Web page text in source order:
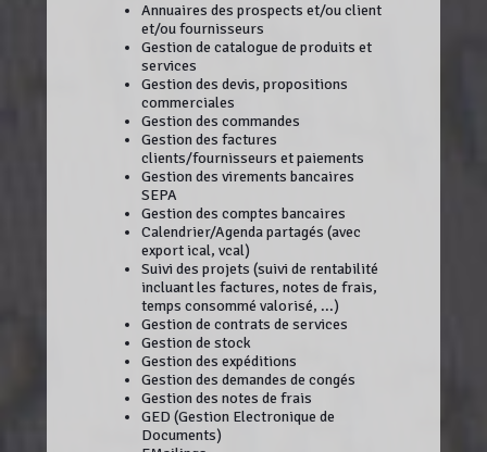
Annuaires des prospects et/ou client
et/ou fournisseurs
Gestion de catalogue de produits et
services
Gestion des devis, propositions
commerciales
Gestion des commandes
Gestion des factures
clients/fournisseurs et paiements
Gestion des virements bancaires
SEPA
Gestion des comptes bancaires
Calendrier/Agenda partagés (avec
export ical, vcal)
Suivi des projets (suivi de rentabilité
incluant les factures, notes de frais,
temps consommé valorisé, ...)
Gestion de contrats de services
Gestion de stock
Gestion des expéditions
Gestion des demandes de congés
Gestion des notes de frais
GED (Gestion Electronique de
Documents)